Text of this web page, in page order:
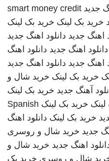
جدید smart money credit
خرید بک لینک خرید بک لینک
اهنگ جدید دانلود اهنگ جدید
دانلود اهنگ جدید دانلود اهنگ
اهنگ جدید دانلود اهنگ جدید
خرید بک لینک خرید شال و
آهنگ جدید خرید بک لینک
خرید بک لینک Spanish
خرید بک لینک دانلود اهنگ
جدید خرید شال و روسری
اهنگ جدید خرید شال و
شال و روسری خرید بک